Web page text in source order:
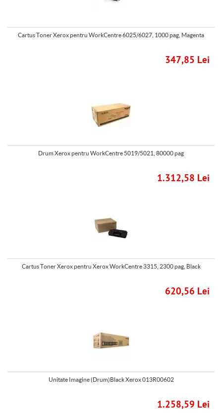
Cartus Toner Xerox pentru WorkCentre 6025/6027, 1000 pag, Magenta
347,85 Lei
Drum Xerox pentru WorkCentre 5019/5021, 80000 pag
1.312,58 Lei
Cartus Toner Xerox pentru Xerox WorkCentre 3315, 2300 pag, Black
620,56 Lei
Unitate Imagine (Drum)Black Xerox 013R00602
1.258,59 Lei